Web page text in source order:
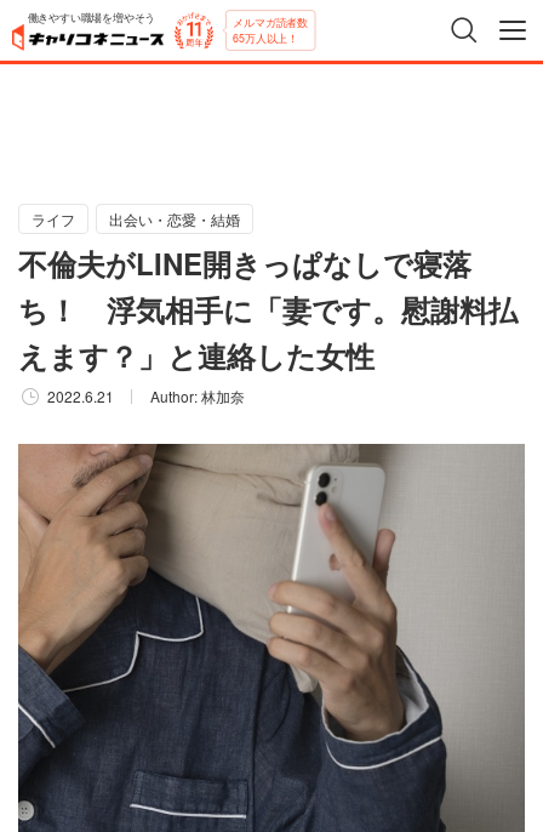
働きやすい職場を増やそう メルマガ読者数
65万人以上！
ライフ 出会い・恋愛・結婚
不倫夫がLINE開きっぱなしで寝落
ち！ 浮気相手に「妻です。慰謝料払
えます？」と連絡した女性
2022.6.21 Author:林加奈